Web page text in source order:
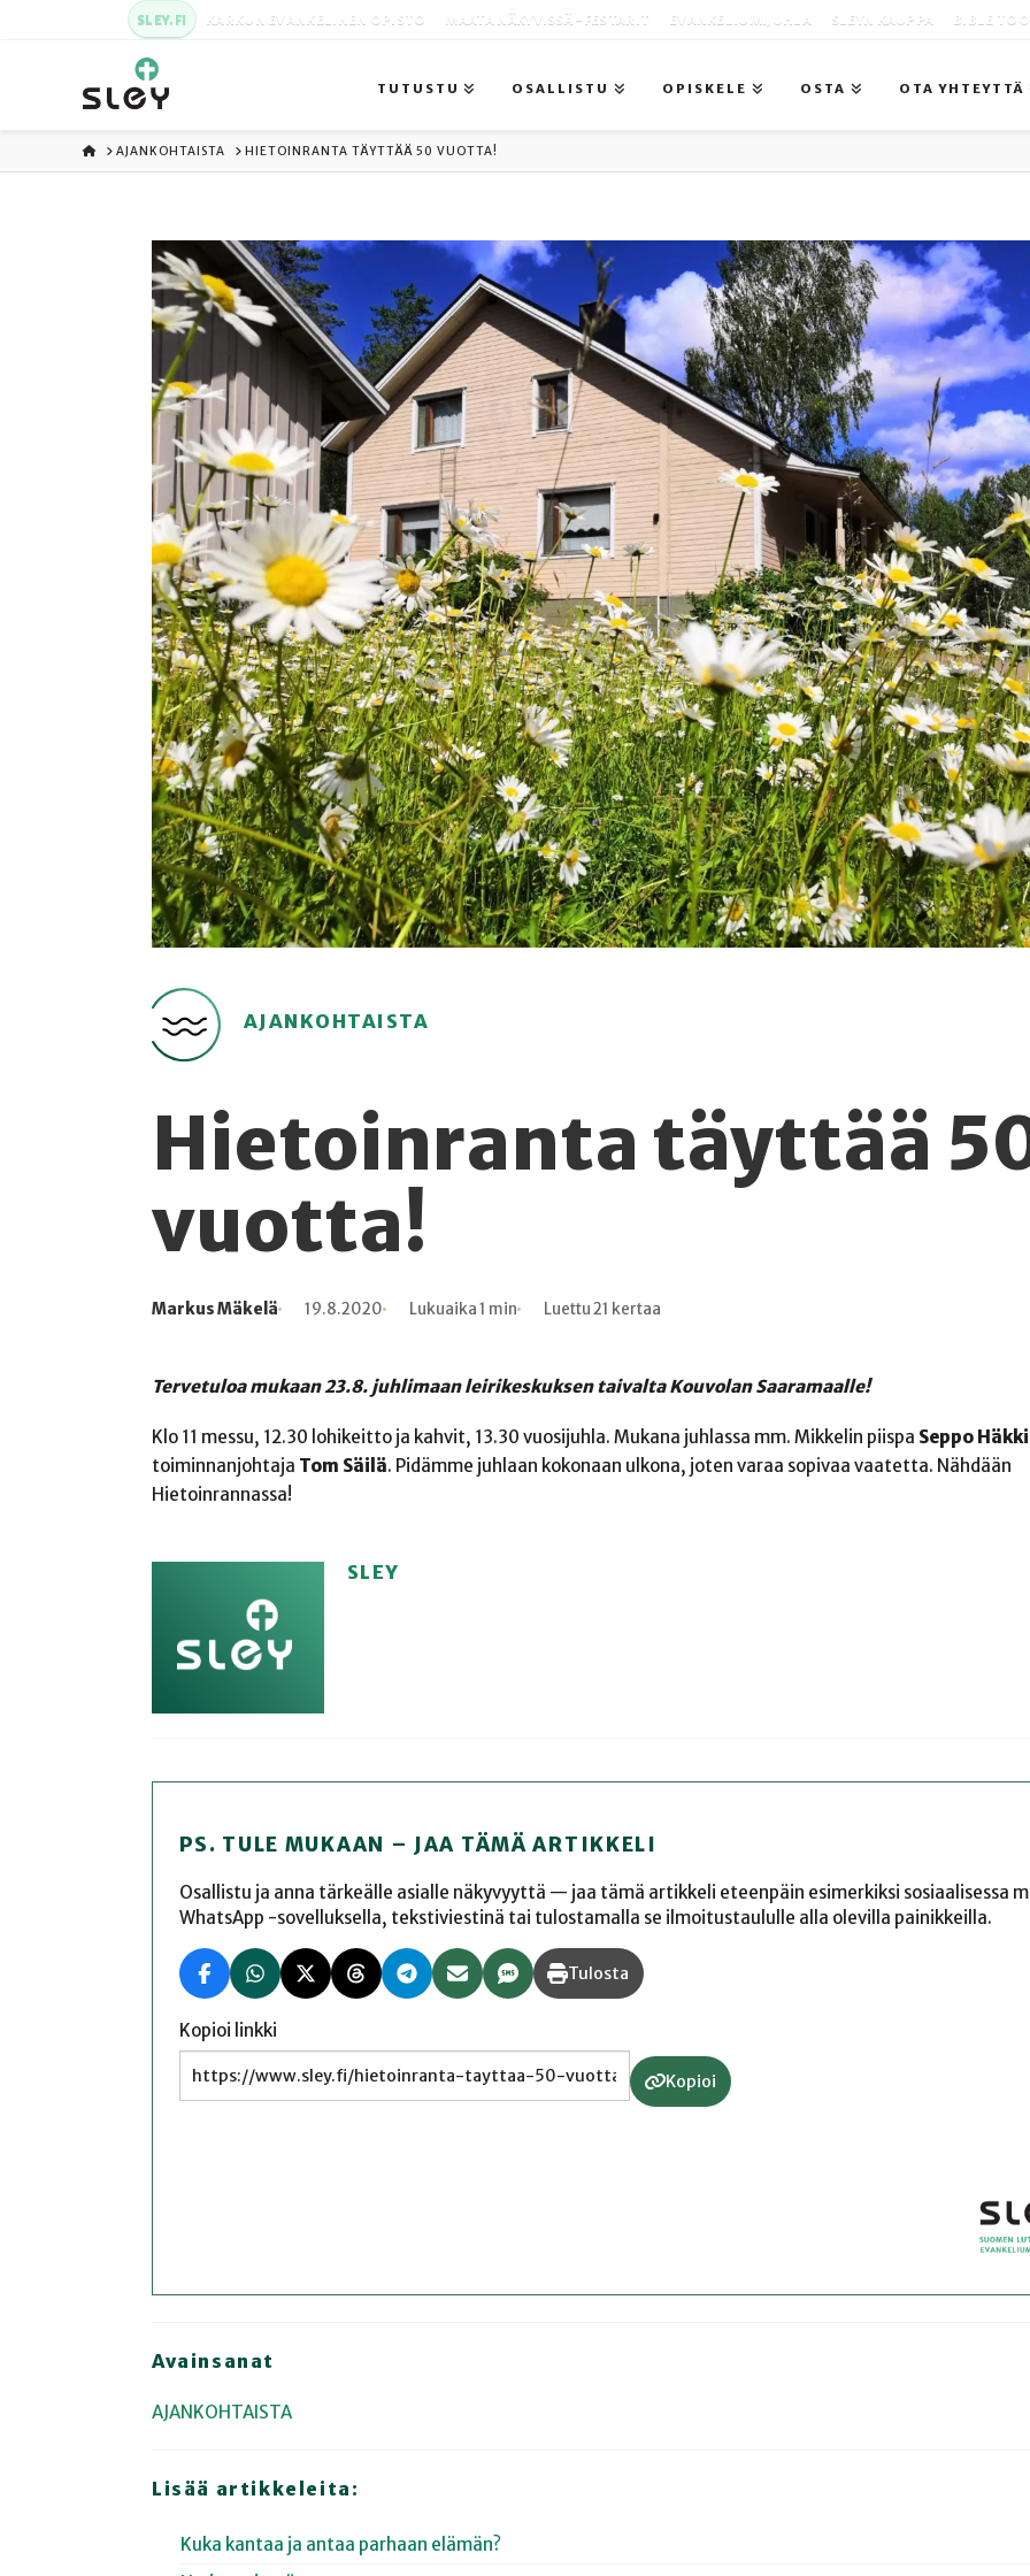
SLEY.FI KARKUN EVANKELINEN OPISTO MAATA NÄKYVISSÄ -FESTARIT EVANKELIUMIJUHLA SLEYN KAUPPA BIBLE
TUTUSTU OSALLISTU OPISKELE OSTA OTA YHTEYTTÄ
ETUSIVU
AJANKOHTAISTA HIETOINRANTA TÄYTTÄÄ 50 VUOTTA!
AJANKOHTAISTA
Hietoinranta täyttää
vuotta!
Kirjoittaja
Markus Mäkelä
Julkaistu 19.8.2020
Lukuaika Lukuaika 1 min
Lukukertoja Luettu 21 kertaa
Tervetuloa mukaan 23.8. juhlimaan leirikeskuksen taivalta Kouvolan Saaramaalle!
Klo 11 messu, 12.30 lohikeitto ja kahvit, 13.30 vuosijuhla. Mukana juhlassa mm. Mikkelin piispa Seppo
toiminnanjohtaja Tom Säilä. Pidämme juhlaan kokonaan ulkona, joten varaa sopivaa vaatetta. Nähdään
Hietoinrannassa!
SLEY
PS. TULE MUKAAN – JAA TÄMÄ ARTIKKELI
Osallistu ja anna tärkeälle asialle näkyvyyttä — jaa tämä artikkeli eteenpäin esimerkiksi sosiaalisessa
WhatsApp -sovelluksella, tekstiviestinä tai tulostamalla se ilmoitustaululle alla olevilla painikkeilla.
Tulosta
Kopioi linkki
Kopioi
Avainsanat
AJANKOHTAISTA
Lisää artikkeleita:
Kuka kantaa ja antaa parhaan elämän?